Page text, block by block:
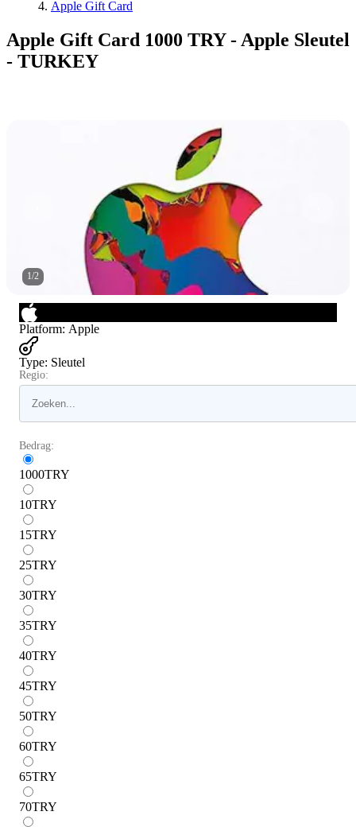
Apple Gift Card
Apple Gift Card 1000 TRY - Apple Sleutel
- TURKEY
1/2
Platform: Apple
Type: Sleutel
Regio:
Bedrag:
1000TRY
10TRY
15TRY
25TRY
30TRY
35TRY
40TRY
45TRY
50TRY
60TRY
65TRY
70TRY